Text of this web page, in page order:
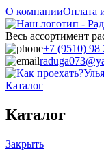
О компанииОплата
Весь ассортимент
+7 (9510) 98
Каталог
Каталог
Закрыть